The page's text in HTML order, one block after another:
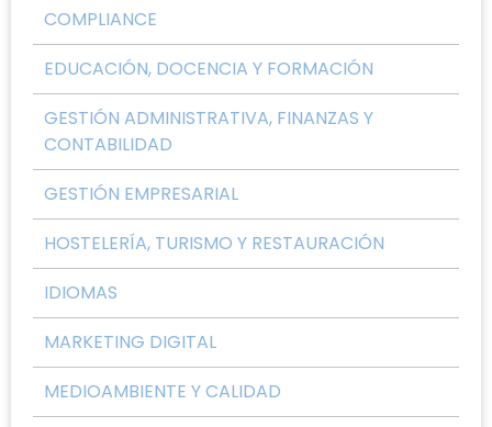
COMPLIANCE
EDUCACIÓN, DOCENCIA Y FORMACIÓN
GESTIÓN ADMINISTRATIVA, FINANZAS Y
CONTABILIDAD
GESTIÓN EMPRESARIAL
HOSTELERÍA, TURISMO Y RESTAURACIÓN
IDIOMAS
MARKETING DIGITAL
MEDIOAMBIENTE Y CALIDAD